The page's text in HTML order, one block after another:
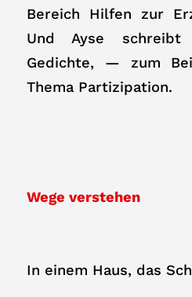
Bereich Hilfen zur
Und Ayse
Gedichte, — zum
Thema Partizipation.
Wege verstehen
In einem Haus, das